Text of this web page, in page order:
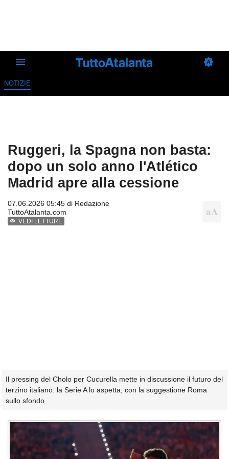
NOTIZIE
Ruggeri, la Spagna non basta:
dopo un solo anno l'Atlético
Madrid apre alla cessione
07.06.2026 05:45 di Redazione
TuttoAtalanta.com
VEDI LETTURE
Il pressing del Cholo per Cucurella mette in discussione il futuro del
terzino italiano: la Serie A lo aspetta, con la suggestione Roma
sullo sfondo